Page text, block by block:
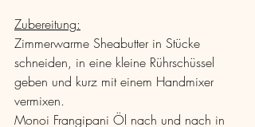
Zubereitung:
Zimmerwarme Sheabutter in Stücke
schneiden, in eine kleine Rührschüssel
geben und kurz mit einem Handmixer
vermixen.
Monoi Frangipani Öl nach und nach in